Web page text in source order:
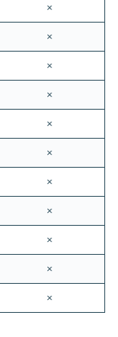
×
×
×
×
×
×
×
×
×
×
×